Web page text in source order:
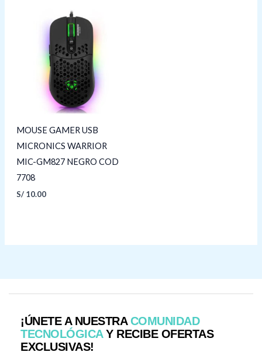
MOUSE GAMER USB
MICRONICS WARRIOR
MIC-GM827 NEGRO COD
7708
S/10.00
¡ÚNETE A NUESTRACOMUNIDAD
TECNOLÓGICAY RECIBE OFERTAS
EXCLUSIVAS!